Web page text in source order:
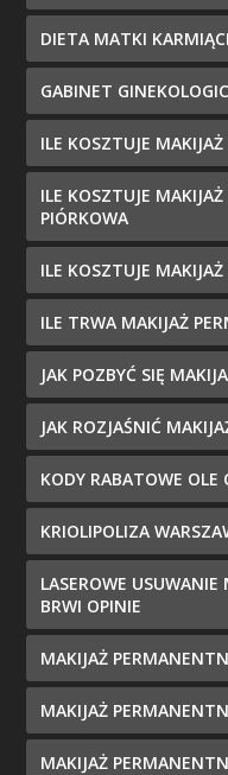
DIETA MATKI
GABINET
ILE KOSZTUJE
ILE KOSZTUJE
PIÓRKOWA
ILE KOSZTUJE
ILE TRWA MAKIJAŻ
JAK POZBYĆ SIĘ
JAK ROZJAŚNIĆ
KODY RABATOWE OLE
KRIOLIPOLIZA
LASEROWE
BRWI OPINIE
MAKIJAŻ
MAKIJAŻ
MAKIJAŻ